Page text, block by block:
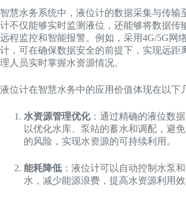
智慧水务系统中，液位计的数据采集与传输
计不仅能够实时监测液位，还能够将数据传
远程监控和智能报警。例如，采用4G/5G网
计，可在确保数据安全的前提下，实现远距
理人员实时掌握水资源情况。
液位计在智慧水务中的应用价值体现在以下
水资源管理优化：通过精确的液位数
以优化水库、泵站的蓄水和调配，避
的风险，实现水资源的可持续利用。
能耗降低 ：液位计可以自动控制水泵
水，减少能源浪费，提高水资源利用效